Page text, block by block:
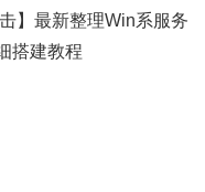
】最新整理Win系服务
搭建教程